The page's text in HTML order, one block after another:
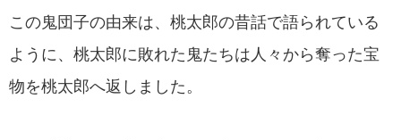
この鬼団子の由来は、桃太郎の昔話で語られている
ように、桃太郎に敗れた鬼たちは人々から奪った宝
物を桃太郎へ返しました。